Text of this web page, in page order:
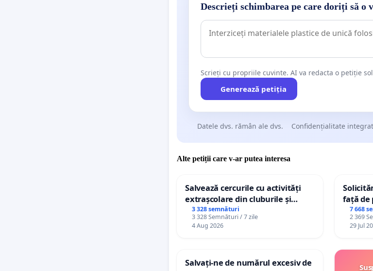
Descrieți schimbarea pe care doriți să o
Scrieți cu propriile cuvinte. AI va redacta o petiție
Generează petiția
Datele dvs. rămân ale dvs. Confidențialitate
Alte petiții care v-ar putea interesa
Salvează cercurile cu activități
extrașcolare din cluburile și
palatele copiilor
3 328 semnături
3 328 Semnături / 7 zile
4 Aug 2026
față de
7 668
2 369
29 Jul
Salvați-ne de numărul excesiv de